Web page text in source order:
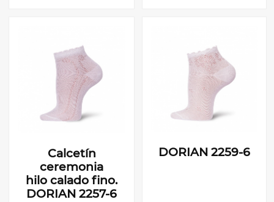
Calcetín
ceremonia
hilo calado fino.
DORIAN 2257-6
DORIAN 2259-6